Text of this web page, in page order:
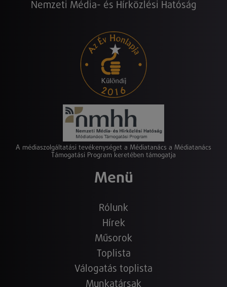
Nemzeti Média- és Hírközlési Hatóság
A médiaszolgáltatási tevékenységet a Médiatanács a Médiatanács
Támogatási Program keretében támogatja
Menü
Rólunk
Hírek
Műsorok
Toplista
Válogatás toplista
Munkatársak